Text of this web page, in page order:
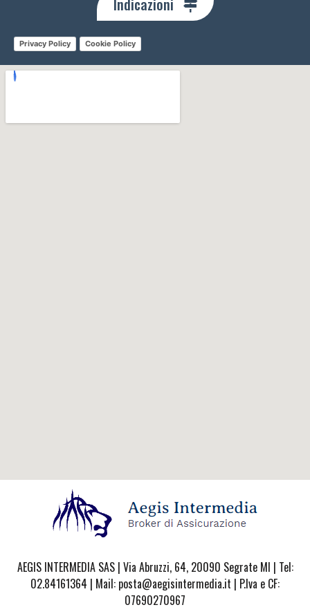
Privacy Policy Cookie Policy
AEGIS INTERMEDIA SAS | Via Abruzzi, 64, 20090 Segrate MI | Tel:
02.84161364 | Mail: posta@aegisintermedia.it | P.Iva e CF:
07690270967